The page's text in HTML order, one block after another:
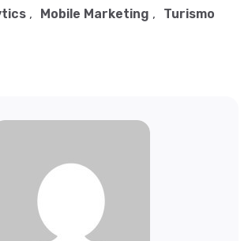
, Mobile Marketing , Turismo